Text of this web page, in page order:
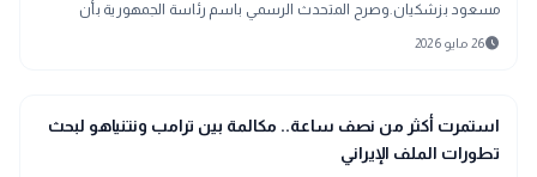
مسعود بزشكيان.وصرح المتحدث الرسمي باسم رئاسة الجمهورية بأن
الاتصال تناول الجه
schedule26 مايو 2026
language
اخبار عالمية
استمرت أكثر من نصف ساعة.. مكالمة بين ترامب ونتنياهو لبحث
تطورات الملف الإيراني